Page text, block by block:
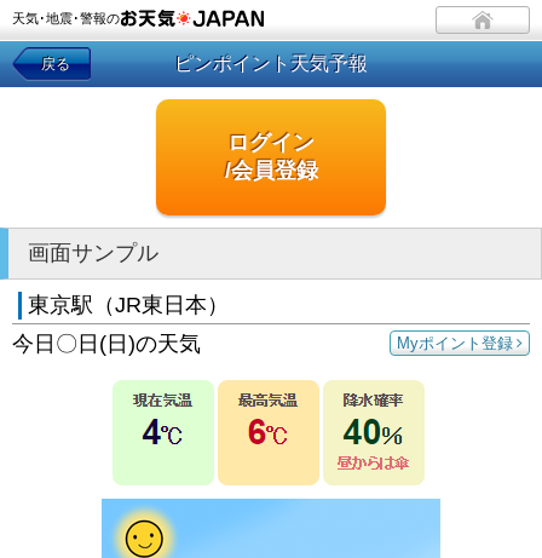
天気･地震･警報の
戻る ピンポイント天気予報
ログイン
/会員登録
画面サンプル
東京駅（JR東日本）
Myポイント登録
今日〇日(日)の天気